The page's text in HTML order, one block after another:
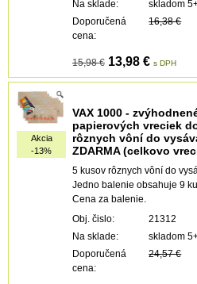
Na sklade:
skladom
Doporučená
cena:
16,38 €
15,98 € 13,98 € s DPH
Akcia
-13%
VAX 1000 -
papierových vreciek
rôznych vôní do
ZDARMA (celkovo
5 kusov rôznych vôní do
Jedno balenie obsahuje 9
Cena za balenie.
Obj. čislo:
21312
Na sklade:
skladom
Doporučená
cena:
24,57 €